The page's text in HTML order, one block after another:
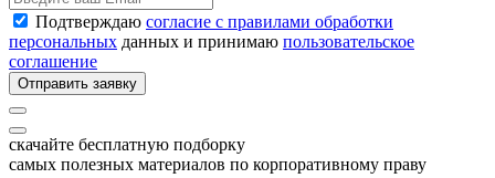
Подтверждаю согласие с правилами обработки
персональных данных и принимаю пользовательское
соглашение
Отправить заявку
скачайте бесплатную подборку
самых полезных материалов по корпоративному праву